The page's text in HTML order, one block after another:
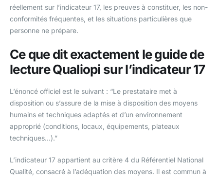
réellement sur l’indicateur 17, les preuves à constituer, les non-
conformités fréquentes, et les situations particulières que
personne ne prépare.
Ce que dit exactement le guide de
lecture Qualiopi sur l’indicateur 17
L’énoncé officiel est le suivant : “Le prestataire met à
disposition ou s’assure de la mise à disposition des moyens
humains et techniques adaptés et d’un environnement
approprié (conditions, locaux, équipements, plateaux
techniques…).”
L’indicateur 17 appartient au critère 4 du Référentiel National
Qualité, consacré à l’adéquation des moyens. Il est commun à